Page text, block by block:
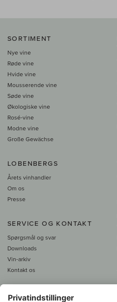
SORTIMENT
Nye vine
Røde vine
Hvide vine
Mousserende vine
Søde vine
Økologiske vine
Rosé-vine
Modne vine
Große Gewächse
LOBENBERGS
Årets vinhandler
Om os
Presse
SERVICE OG KONTAKT
Spørgsmål og svar
Downloads
Vin-arkiv
Kontakt os